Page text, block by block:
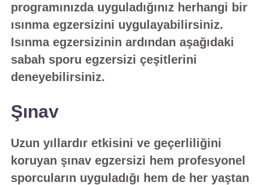
programınızda uyguladığınız herhangi bir
ısınma egzersizini uygulayabilirsiniz.
Isınma egzersizinin ardından aşağıdaki
sabah sporu egzersizi çeşitlerini
deneyebilirsiniz.
Şınav
Uzun yıllardır etkisini ve geçerliliğini
koruyan şınav egzersizi hem profesyonel
sporcuların uyguladığı hem de her yaştan